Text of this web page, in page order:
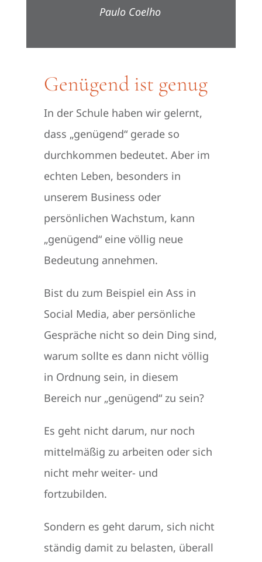
Paulo Coelho
Genügend ist genug
In der Schule haben wir gelernt,
dass „genügend“ gerade so
durchkommen bedeutet. Aber im
echten Leben, besonders in
unserem Business oder
persönlichen Wachstum, kann
„genügend“ eine völlig neue
Bedeutung annehmen.
Bist du zum Beispiel ein Ass in
Social Media, aber persönliche
Gespräche nicht so dein Ding sind,
warum sollte es dann nicht völlig
in Ordnung sein, in diesem
Bereich nur „genügend“ zu sein?
Es geht nicht darum, nur noch
mittelmäßig zu arbeiten oder sich
nicht mehr weiter- und
fortzubilden.
Sondern es geht darum, sich nicht
ständig damit zu belasten, überall